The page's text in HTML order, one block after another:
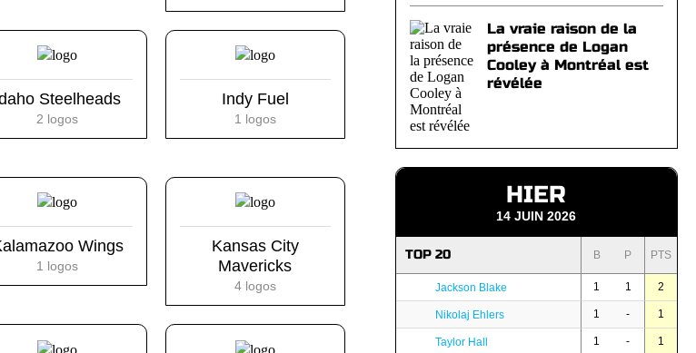
Steelheads
2 logos
Indy Fuel
1 logos
Wings
1 logos
Kansas City
Mavericks
4 logos
La vraie raison de la
présence de Logan
Cooley à Montréal est
révélée
HIER
14 JUIN 2026
TOP 20 B P PTS
Jackson Blake 1 1 2
Nikolaj Ehlers 1 - 1
Taylor Hall 1 - 1